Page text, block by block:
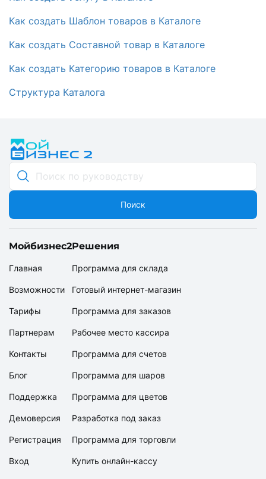
Как создать Шаблон товаров в Каталоге
Как создать Составной товар в Каталоге
Как создать Категорию товаров в Каталоге
Структура Каталога
Поиск
Мойбизнес2
Главная
Возможности
Тарифы
Партнерам
Контакты
Блог
Поддержка
Демоверсия
Регистрация
Вход
Решения
Программа для склада
Готовый интернет-магазин
Программа для заказов
Рабочее место кассира
Программа для счетов
Программа для шаров
Программа для цветов
Разработка под заказ
Программа для торговли
Купить онлайн-кассу